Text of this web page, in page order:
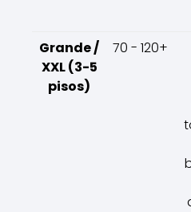
Grande /
XXL (3-5
pisos)
70 - 120+